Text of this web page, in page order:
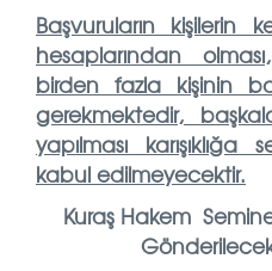
Başvuruların kişilerin
hesaplarından
birden fazla kişinin
gerekmektedir,
yapılması
kabul edilmeyecektir.
Kuraş Hakem